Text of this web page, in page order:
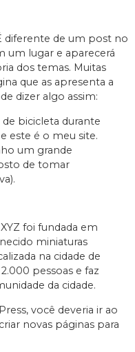
diferente de um post no
um lugar e aparecerá
dos temas. Muitas
que as apresenta a
dizer algo assim:
bicicleta durante
este é o meu site.
um grande
de tomar
foi fundada em
miniaturas
na cidade de
pessoas e faz
da cidade.
você deveria ir ao
novas páginas para